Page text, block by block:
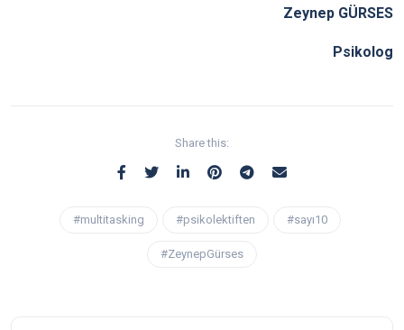
Zeynep GÜRSES
Psikolog
Share this:
#multitasking #psikolektiften #sayı10
#ZeynepGürses